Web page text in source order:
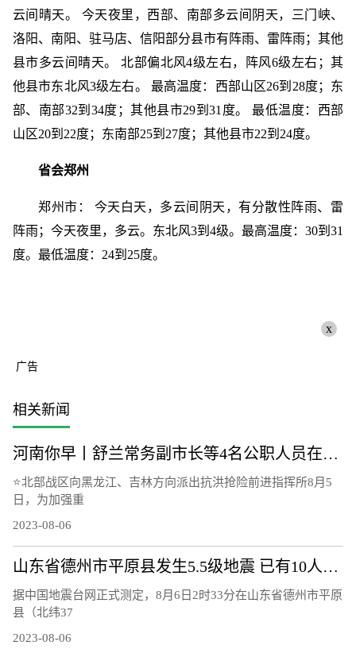
云间晴天。 今天夜里，西部、南部多云间阴天，三门峡、
洛阳、南阳、驻马店、信阳部分县市有阵雨、雷阵雨；其他
县市多云间晴天。 北部偏北风4级左右，阵风6级左右；其
他县市东北风3级左右。 最高温度：西部山区26到28度；东
部、南部32到34度；其他县市29到31度。 最低温度：西部
山区20到22度；东南部25到27度；其他县市22到24度。
省会郑州
郑州市： 今天白天，多云间阴天，有分散性阵雨、雷
阵雨；今天夜里，多云。东北风3到4级。最高温度：30到31
度。最低温度：24到25度。
x
广告
相关新闻
河南你早丨舒兰常务副市长等4名公职人员在抗洪抢险中失联；山东平原县发生5.5级地震；河南开打国产带状疱疹疫苗
⭐北部战区向黑龙江、吉林方向派出抗洪抢险前进指挥所8月5
日，为加强重
2023-08-06
山东省德州市平原县发生5.5级地震 已有10人受轻微伤
据中国地震台网正式测定，8月6日2时33分在山东省德州市平原
县（北纬37
2023-08-06